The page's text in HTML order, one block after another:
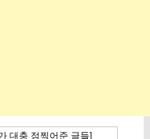
대충 점찍어준 글들]